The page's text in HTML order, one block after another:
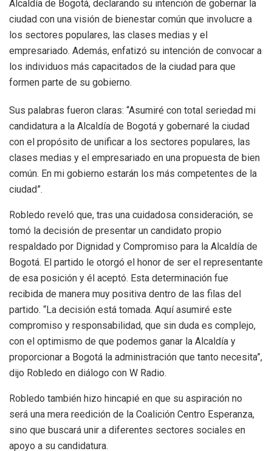
Alcaldía de Bogotá, declarando su intención de gobernar la
ciudad con una visión de bienestar común que involucre a
los sectores populares, las clases medias y el
empresariado. Además, enfatizó su intención de convocar a
los individuos más capacitados de la ciudad para que
formen parte de su gobierno.
Sus palabras fueron claras: “Asumiré con total seriedad mi
candidatura a la Alcaldía de Bogotá y gobernaré la ciudad
con el propósito de unificar a los sectores populares, las
clases medias y el empresariado en una propuesta de bien
común. En mi gobierno estarán los más competentes de la
ciudad”.
Robledo reveló que, tras una cuidadosa consideración, se
tomó la decisión de presentar un candidato propio
respaldado por Dignidad y Compromiso para la Alcaldía de
Bogotá. El partido le otorgó el honor de ser el representante
de esa posición y él aceptó. Esta determinación fue
recibida de manera muy positiva dentro de las filas del
partido. “La decisión está tomada. Aquí asumiré este
compromiso y responsabilidad, que sin duda es complejo,
con el optimismo de que podemos ganar la Alcaldía y
proporcionar a Bogotá la administración que tanto necesita”,
dijo Robledo en diálogo con W Radio.
Robledo también hizo hincapié en que su aspiración no
será una mera reedición de la Coalición Centro Esperanza,
sino que buscará unir a diferentes sectores sociales en
apoyo a su candidatura.